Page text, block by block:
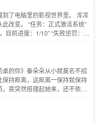
了电脑里的影视世界里。 浑浑
改变。 “任务：正式激活系统”
前进度：1/10” “失败惩罚：
的你》秦朵朵从小就莫名不招
持距离，这距离一保持就保持
竟突然搭理起她来，还不依不
点拗口其实就是一对从同窗
着团队顶着路人的身